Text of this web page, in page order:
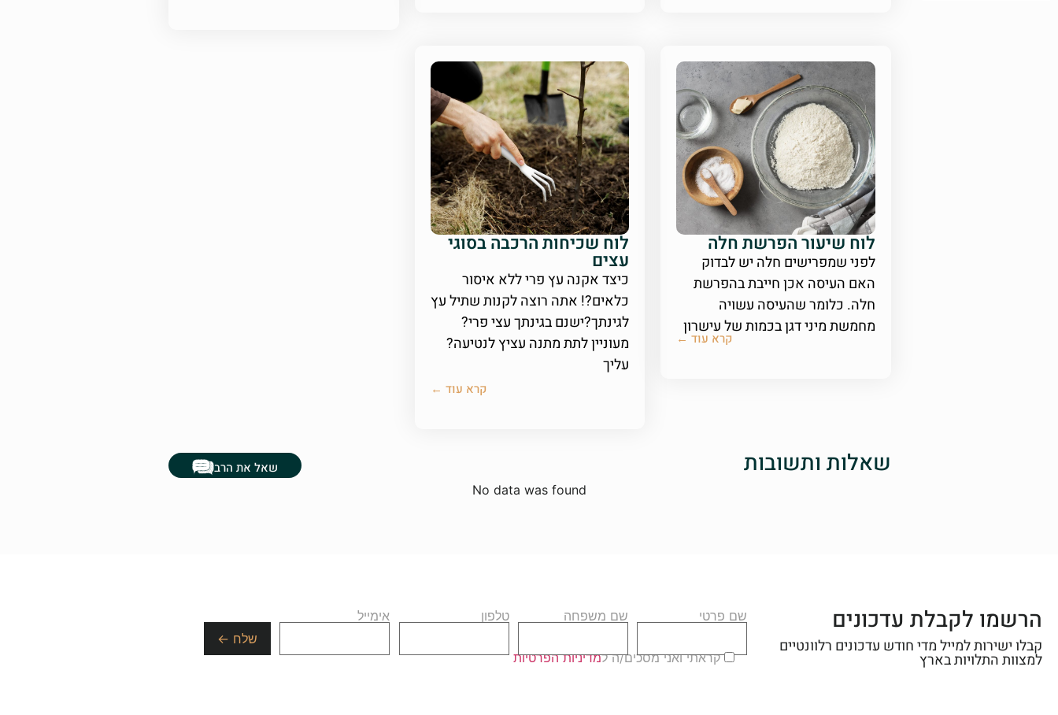
לוח שיעור הפרשת חלה
לפני שמפרישים חלה יש לבדוק
האם העיסה אכן חייבת בהפרשת
חלה. כלומר שהעיסה עשויה
מחמשת מיני דגן בכמות של עישרון
קרא עוד ←
לוח שכיחות הרכבה בסוגי
עצים
כיצד אקנה עץ פרי ללא איסור
כלאים?! אתה רוצה לקנות שתיל עץ
לגינתך?ישנם בגינתך עצי פרי?
מעוניין לתת מתנה עציץ לנטיעה?
עליך
קרא עוד ←
שאלות ותשובות שאל את הרב
No data was found
הרשמו לקבלת עדכונים
קבלו ישירות למייל מדי חודש עדכונים רלוונטיים
למצוות התלויות בארץ
שם פרטי שם משפחה טלפון אימייל
קראתי ואני מסכים/ה למדיניות הפרטיות